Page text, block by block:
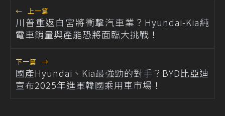
← 上一篇
川普重返白宮將衝擊汽車業？Hyundai-Kia純
電車銷量與產能恐將面臨大挑戰！
下一篇 →
國產Hyundai、Kia最強勁的對手？BYD比亞迪
宣布2025年進軍韓國乘用車市場！